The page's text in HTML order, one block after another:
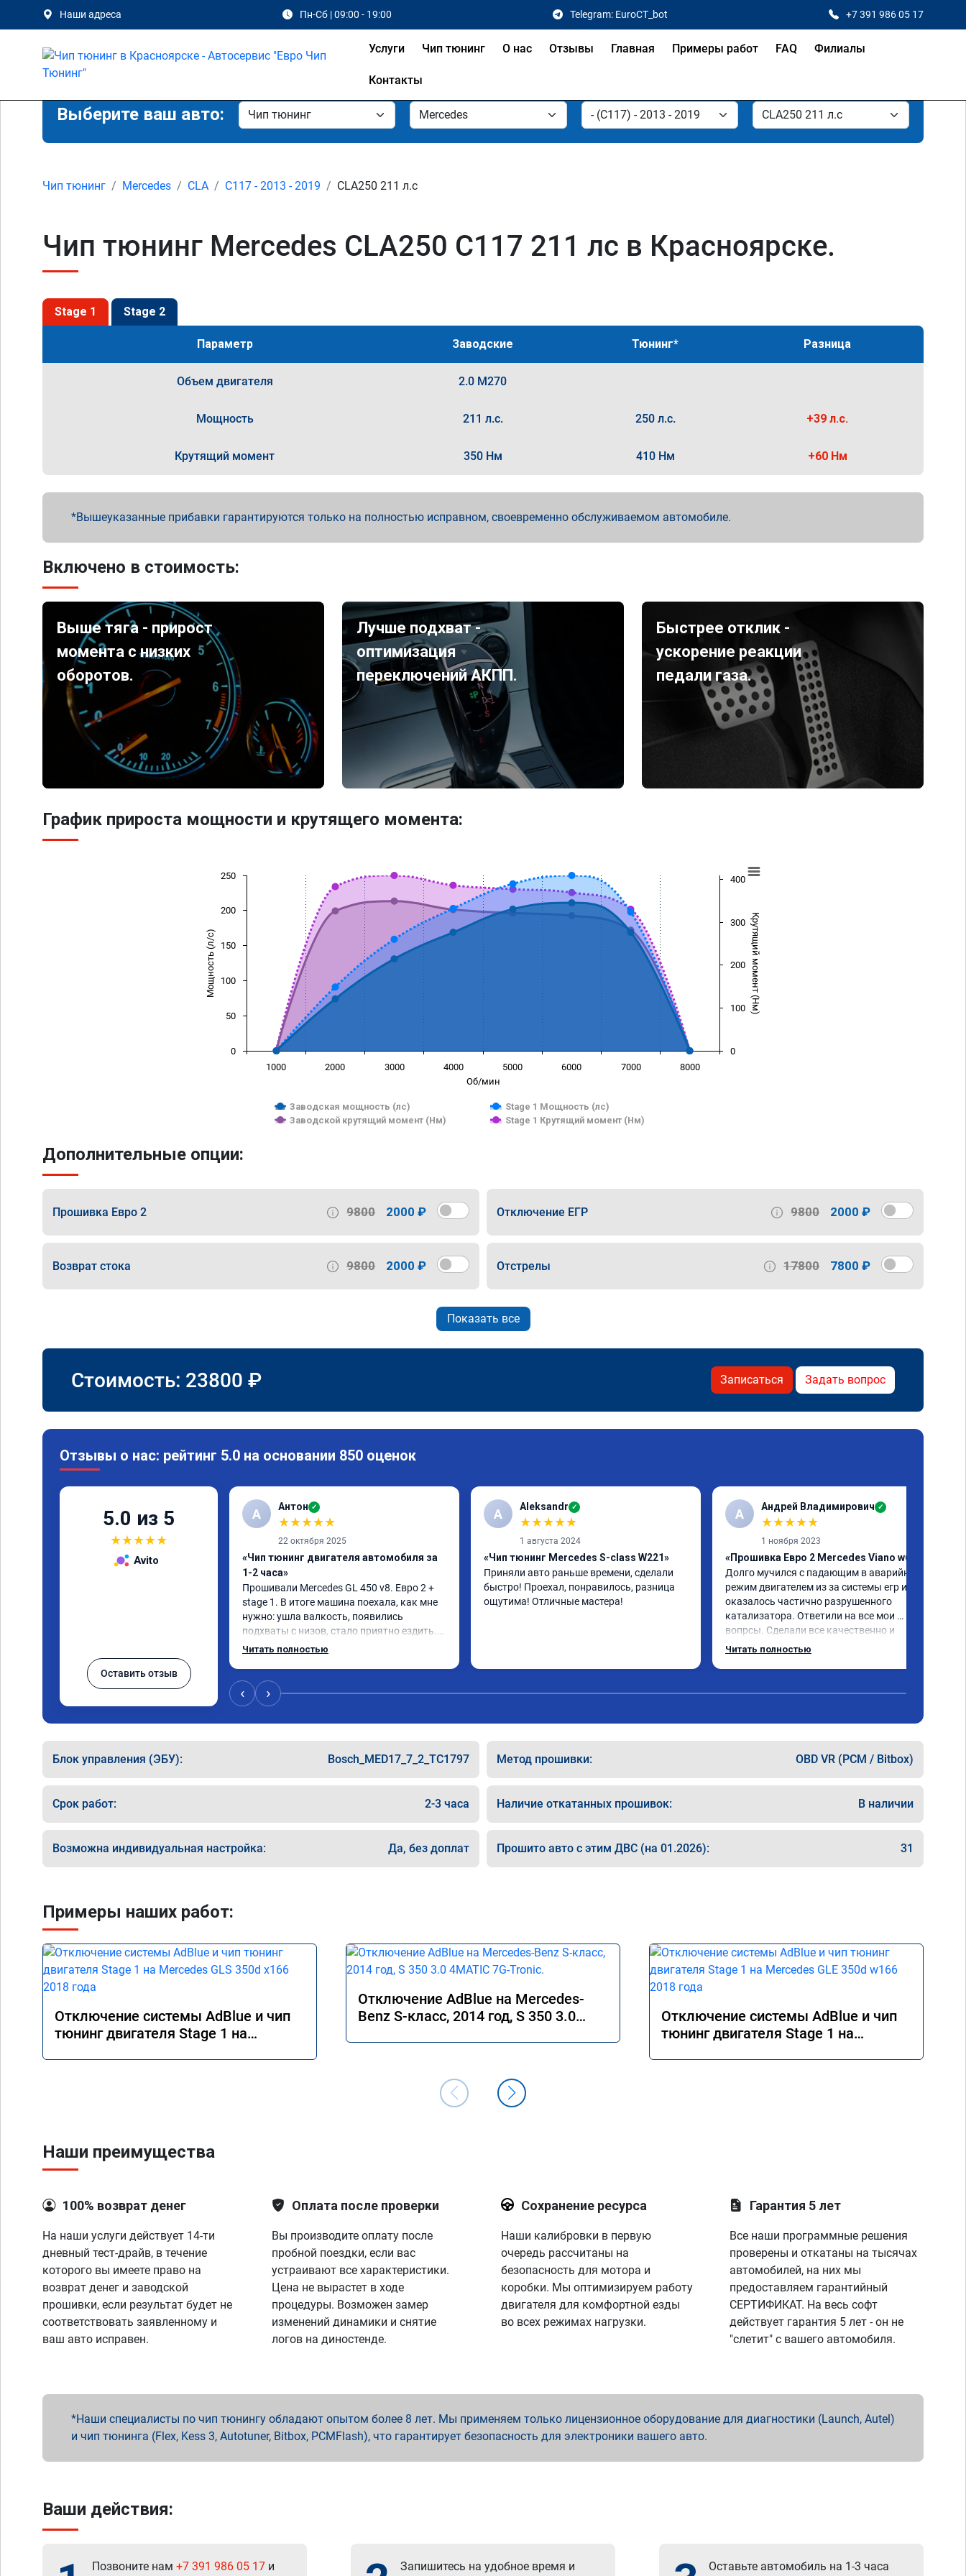
Наши адреса Пн-Сб | 09:00 - 19:00 Telegram: EuroCT_bot +7 391 986 05 17
Услуги Чип тюнинг О нас Отзывы Главная Примеры работ FAQ Филиалы
Контакты
Выберите ваш авто:
Чип тюнинг Mercedes CLA C117 - 2013 - 2019 CLA250 211 л.с
Чип тюнинг Mercedes CLA250 C117 211 лс в Красноярске.
Stage 1 Stage 2
Параметр Заводские Тюнинг* Разница
Объем двигателя 2.0 M270
Мощность 211 л.с. 250 л.с. +39 л.с.
Крутящий момент 350 Нм 410 Нм +60 Нм
Вышеуказанные прибавки гарантируются только на полностью исправном, своевременно обслуживаемом автомобиле.
Включено в стоимость:
Выше тяга - прирост
момента с низких
оборотов.
Лучше подхват -
оптимизация
переключений АКПП.
Быстрее отклик -
ускорение реакции
педали газа.
График прироста мощности и крутящего момента:
Об/мин
Мощность (л/с) Крутящий момент (Нм)
Заводская мощность (лс)
Stage 1 Мощность (лс)
Заводской крутящий момент (Нм)
Stage 1 Крутящий момент (Нм)
1000 2000 3000 4000 5000 6000 7000 8000
0
50
100
150
200
250
0
100
200
300
400
Дополнительные опции:
Прошивка Евро 2 9800 2000 ₽ Отключение ЕГР 9800 2000 ₽
Возврат стока 9800 2000 ₽ Отстрелы 17800 7800 ₽
Показать все
Стоимость: 23800 ₽ Записаться Задать вопрос
Отзывы о нас: рейтинг 5.0 на основании 850 оценок
5.0 из 5
★★★★★
Avito
Оставить отзыв
А Антон ✓
★★★★★
22 октября 2025
«Чип тюнинг двигателя автомобиля за
1-2 часа»
Прошивали Mercedes GL 450 v8. Евро 2 +
stage 1. В итоге машина поехала, как мне
нужно: ушла валкость, появились
подхваты с низов, стало приятно ездить.
Одни из лучших трат, в авто! 🔥
Читать полностью
A Aleksandr ✓
★★★★★
1 августа 2024
«Чип тюнинг Mercedes S-class W221»
Приняли авто раньше времени, сделали
быстро! Проехал, понравилось, разница
ощутима! Отличные мастера!
А Андрей Владимирович ✓
★★★★★
1 ноября 2023
«Прошивка Евро 2 Mercedes Viano w639»
Долго мучился с падающим в аварийный
режим двигателем из за системы егр и как
оказалось частично разрушенного
катализатора. Ответили на все мои
вопрсы. Сделали все качественно и
несмотря на конец рабочего дня
Читать полностью
‹ ›
Блок управления (ЭБУ): Bosch_MED17_7_2_TC1797 Метод прошивки: OBD VR (PCM / Bitbox)
Срок работ: 2-3 часа Наличие откатанных прошивок: В наличии
Возможна индивидуальная настройка: Да, без доплат Прошито авто с этим ДВС (на 01.2026): 31
Примеры наших работ:
Отключение системы AdBlue и чип
тюнинг двигателя Stage 1 на
Отключение AdBlue на Mercedes-
Benz S-класс, 2014 год, S 350 3.0
Отключение системы AdBlue и чип
тюнинг двигателя Stage 1 на
Наши преимущества
100% возврат денег
На наши услуги действует 14-ти
дневный тест-драйв, в течение
которого вы имеете право на
возврат денег и заводской
прошивки, если результат будет не
соответствовать заявленному и
ваш авто исправен.
Оплата после проверки
Вы производите оплату после
пробной поездки, если вас
устраивают все характеристики.
Цена не вырастет в ходе
процедуры. Возможен замер
изменений динамики и снятие
логов на диностенде.
Сохранение ресурса
Наши калибровки в первую
очередь рассчитаны на
безопасность для мотора и
коробки. Мы оптимизируем работу
двигателя для комфортной езды
во всех режимах нагрузки.
Гарантия 5 лет
Все наши программные решения
проверены и откатаны на тысячах
автомобилей, на них мы
предоставляем гарантийный
СЕРТИФИКАТ. На весь софт
действует гарантия 5 лет - он не
"слетит" с вашего автомобиля.
Наши специалисты по чип тюнингу обладают опытом более 8 лет. Мы применяем только лицензионное оборудование для диагностики (Launch, Autel)
и чип тюнинга (Flex, Kess 3, Autotuner, Bitbox, PCMFlash), что гарантирует безопасность для электроники вашего авто.
Ваши действия:
Позвоните нам +7 391 986 05 17 и Запишитесь на удобное время и Оставьте автомобиль на 1-3 часа